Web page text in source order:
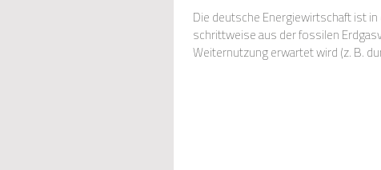
Regulierung Wettbewerbs-
Die deutsche Energiewirtschaft ist
schrittweise aus der fossilen
Weiternutzung erwartet wird (z. B.